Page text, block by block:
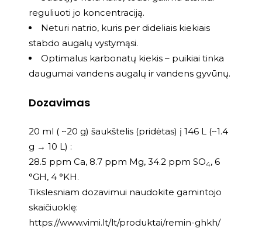
reguliuoti jo koncentraciją.
Neturi natrio, kuris per dideliais kiekiais
stabdo augalų vystymąsi.
Optimalus karbonatų kiekis – puikiai tinka
daugumai vandens augalų ir vandens gyvūnų.
Dozavimas
20 ml ( ~20 g) šaukštelis (pridėtas) į 146 L (~1.4
g → 10 L) :
28.5 ppm Ca, 8.7 ppm Mg, 34.2 ppm SO4, 6
°GH, 4 °KH.
Tikslesniam dozavimui naudokite gamintojo
skaičiuoklę:
https://www.vimi.lt/lt/produktai/remin-ghkh/